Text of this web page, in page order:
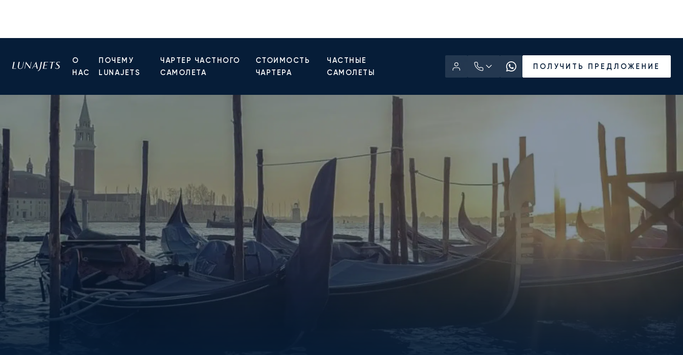
О
НАС
ПОЧЕМУ
LUNAJETS
ЧАРТЕР ЧАСТНОГО
САМОЛЕТА
СТОИМОСТЬ
ЧАРТЕРА
ЧАСТНЫЕ
САМОЛЕТЫ
ПОЛУЧИТЬ ПРЕДЛОЖЕНИЕ